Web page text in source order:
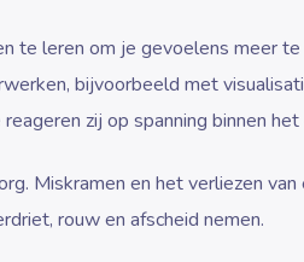
te leren om je gevoelens meer
bijvoorbeeld met
zij op spanning binnen het
Miskramen en het verliezen van
rouw en afscheid nemen.